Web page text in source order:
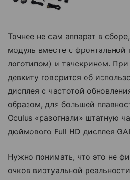
Точнее не сам аппарат в
модуль вместе с фронтальной
логотипом) и тачскрином.
девкиту говорится об
дисплея с частотой
образом, для большей
Oculus «разогнали» штатную
дюймового Full HD дисплея
Нужно понимать, что это не
очков виртуальной